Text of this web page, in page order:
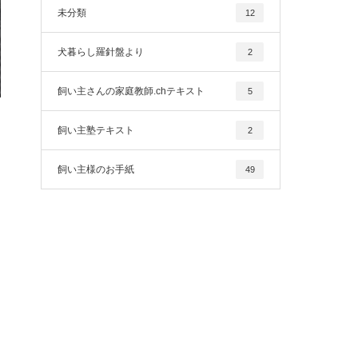
未分類 12
犬暮らし羅針盤より 2
飼い主さんの家庭教師.chテキスト 5
飼い主塾テキスト 2
飼い主様のお手紙 49